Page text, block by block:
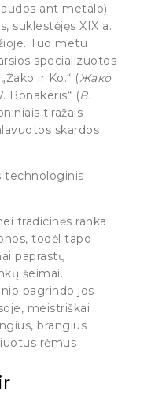
ant metalo)
suklestėjęs XIX a.
Tuo metu
specializuotos
ir Ko.“ (Жако
Bonakeris“ (В.
tiražais
skardos
technologinis
tradicinės ranka
todėl tapo
paprastų
šeimai.
pagrindo jos
meistriškai
brangius
rėmus